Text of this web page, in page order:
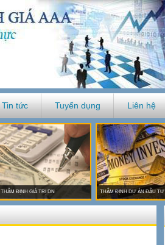
Tin tức Tuyển dụng Liên hệ
THẨM ĐỊNH GIÁ TRỊ DN THẨM ĐỊNH DỰ ÁN ĐẦU TƯ